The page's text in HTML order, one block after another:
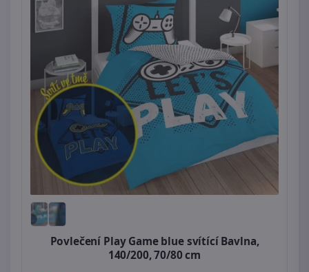
Povlečení Play Game blue svítící Bavlna,
140/200, 70/80 cm